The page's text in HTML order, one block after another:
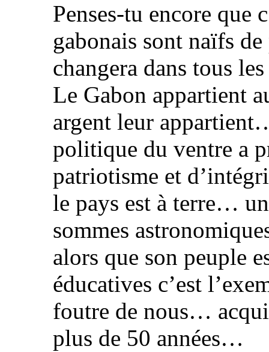
Penses-tu encore que
gabonais sont naïfs
changera dans tous
Le Gabon appartient
argent leur
politique du ventre a
patriotisme et
le pays est à terre…
sommes
alors que son peuple
éducatives c’est
foutre de nous…
plus de 50 années…